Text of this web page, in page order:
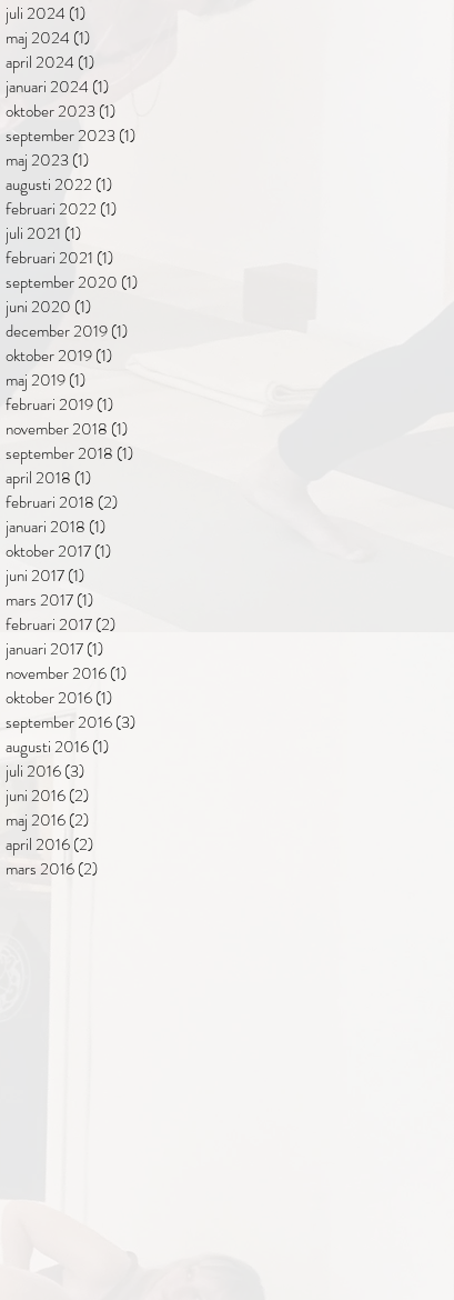
juli 2024 (1)
maj 2024 (1)
april 2024 (1)
januari 2024 (1)
oktober 2023(1)
september 2023(1)
maj 2023(1)
augusti 2022 (1)
februari 2022 (1)
juli 2021 (1)
februari 2021 (1)
september 2020 (1)
juni 2020 (1)
december 2019(1)
oktober 2019(1)
maj 2019(1)
februari 2019(1)
november 2018 (1)
september 2018 (1)
april 2018 (1)
februari 2018 (2)
januari 2018 (1)
oktober 2017(1)
juni 2017(1)
mars 2017(1)
februari 2017(2)
januari 2017(1)
november 2016(1)
oktober 2016(1)
september 2016(3)
augusti 2016(1)
juli 2016(3)
juni 2016(2)
maj 2016(2)
april 2016(2)
mars 2016(2)